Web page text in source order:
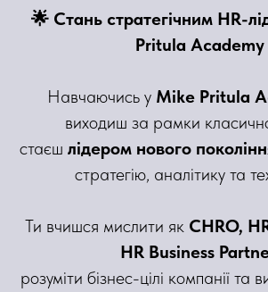
🌟 Стань стратегічним HR-
Pritula Academy
Навчаючись у Mike Pritula
виходиш за рамки
стаєш лідером нового
стратегію, аналітику та
Ти вчишся мислити як CHRO,
HR Business
розуміти бізнес-цілі компанії та